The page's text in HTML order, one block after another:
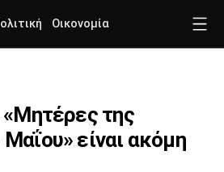
Οικονομία
«Μητέρες της
είναι ακόμη